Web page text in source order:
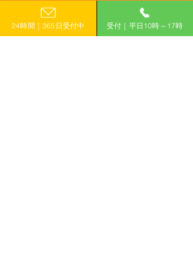
沖縄
市】郡上市小規模事業者
持続化補助金
お電話でのお問い合わせ
0120-399-121
24時間｜365日受付中 受付｜平日10時～17時